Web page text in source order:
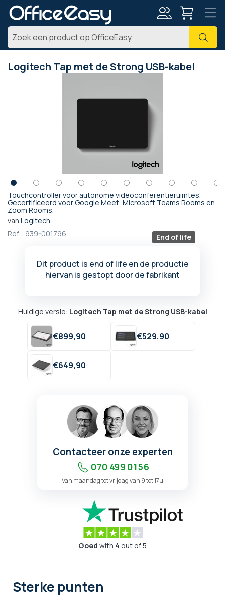
Zoek
Logitech Tap met de Strong USB-kabel
Touchcontroller voor autonome videoconferentieruimtes.
Gecertificeerd voor Google Meet, Microsoft Teams Rooms en
Zoom Rooms.
van Logitech
Ref. : 939-001796 End of life
Dit product is end of life en de productie
hiervan is gestopt door de fabrikant
Huidige versie: Logitech Tap met de Strong USB-kabel
€899,90 €529,90
€649,90
Ga
naar
het
begin
afbeeldingen-
Contacteer onze experten
070 499 01 56
Van maandag tot vrijdag van 9 tot 17u
Goed with 4 out of 5
Sterke punten